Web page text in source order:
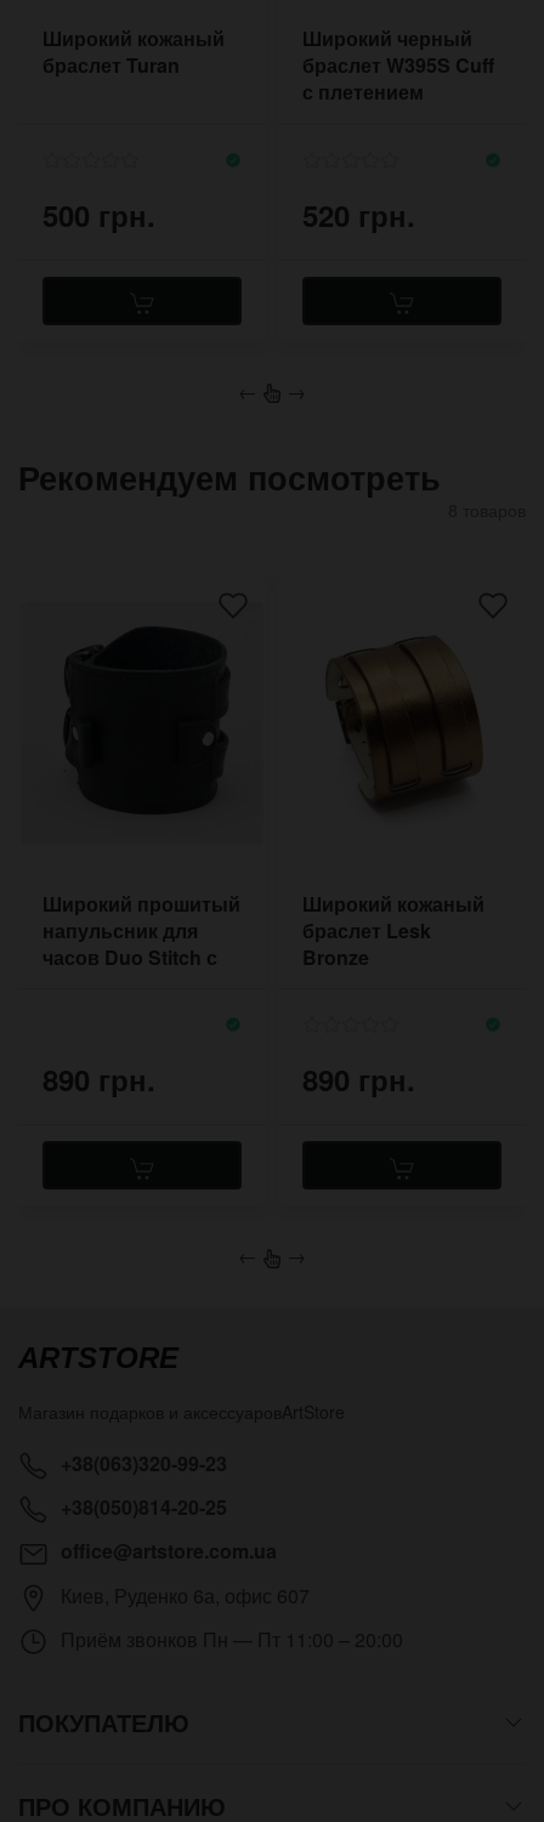
Широкий кожаный
браслет Turan
500 грн.
Широкий черный
браслет W395S Cuff
с плетением
520 грн.
← →
Рекомендуем посмотреть
Широкий прошитый
напульсник для
часов Duo Stitch с
890 грн.
Широкий кожаный
браслет Lesk
Bronze
890 грн.
← →
ARTSTORE
ПОКУПАТЕЛЮ
ПРО КОМПАНИЮ